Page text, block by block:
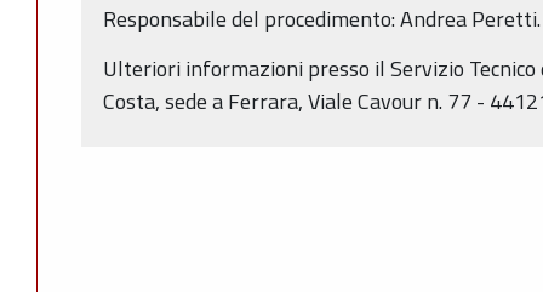
Responsabile del procedimento: Andrea Peretti.
Ulteriori informazioni presso il Servizio Tecnico
Costa, sede a Ferrara, Viale Cavour n. 77 -